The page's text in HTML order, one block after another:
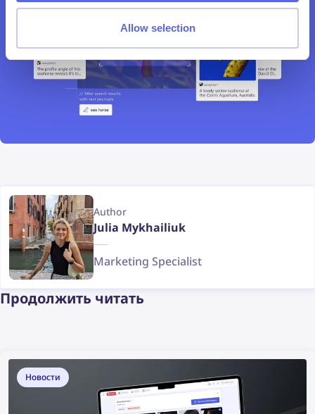
Allow selection
Author
Julia Mykhailiuk
Marketing Specialist
Продолжить читать
Новости